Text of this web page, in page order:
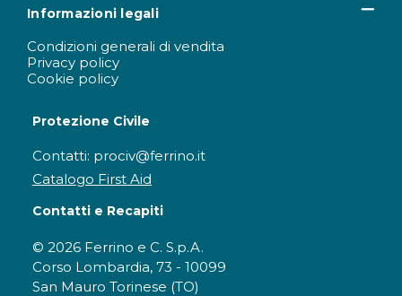
Informazioni legali
Condizioni generali di vendita
Privacy policy
Cookie policy
Protezione Civile
Contatti: prociv@ferrino.it
Catalogo First Aid
Contatti e Recapiti
© 2026 Ferrino e C. S.p.A.
Corso Lombardia, 73 - 10099
San Mauro Torinese (TO)